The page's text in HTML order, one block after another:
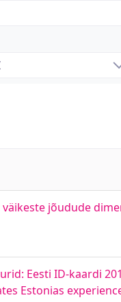
jõudude
Eesti ID-kaardi
Estonias